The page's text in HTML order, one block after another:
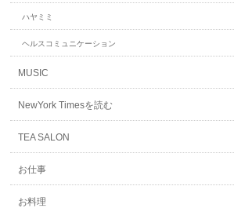
ハヤミミ
ヘルスコミュニケーション
MUSIC
NewYork Timesを読む
TEA SALON
お仕事
お料理